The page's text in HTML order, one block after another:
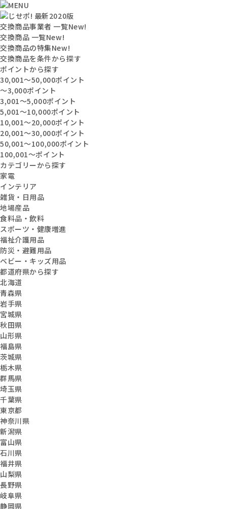
交換商品事業者 一覧New!
交換商品 一覧New!
交換商品の特集New!
交換商品を条件から探す
ポイントから探す
30,001〜50,000ポイント
〜3,000ポイント
3,001〜5,000ポイント
5,001〜10,000ポイント
10,001〜20,000ポイント
20,001〜30,000ポイント
50,001〜100,000ポイント
100,001〜ポイント
カテゴリーから探す
家電
インテリア
雑貨・日用品
地場産品
食料品・飲料
スポーツ・健康増進
福祉介護用品
防災・避難用品
ベビー・キッズ用品
都道府県から探す
北海道
青森県
岩手県
宮城県
秋田県
山形県
福島県
茨城県
栃木県
群馬県
埼玉県
千葉県
東京都
神奈川県
新潟県
富山県
石川県
福井県
山梨県
長野県
岐阜県
静岡県